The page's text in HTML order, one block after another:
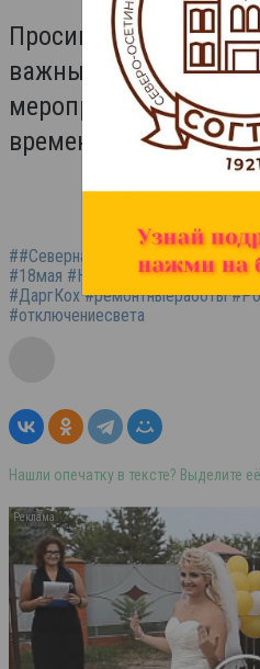
Просим с пониманием
важным для всех
мероприятиям и
временные
##СевернаяОсетия
#18мая #Нарт #Рассвет
#ДаргКох #ремонтныеработы
#отключениесвета
Нашли опечатку в тексте? Выделите